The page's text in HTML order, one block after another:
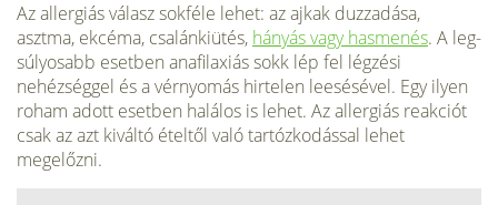
Az allergiás válasz sokféle lehet: az ajkak duz­zadása,
asztma, ekcéma, csalánki­ütés, hányás vagy hasmenés. A leg­
súlyosabb esetben anafilaxiás sokk lép fel légzési
nehézséggel és a vér­nyomás hirtelen leesésével. Egy ilyen
roham adott esetben halálos is lehet. Az allergiás reakciót
csak az azt kiváltó ételtől való tartózko­dással lehet
megelőzni.